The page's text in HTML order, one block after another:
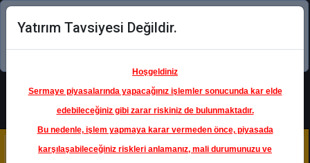
Şimdi uygulamayı indirin!
Yatırım Tavsiyesi Değildir.
Hoşgeldiniz
Sermaye piyasalarında yapacağınız işlemler sonucunda kar elde
edebileceğiniz gibi zarar riskiniz de bulunmaktadır.
Bu nedenle, işlem yapmaya karar vermeden önce, piyasada
karşılaşabileceğiniz riskleri anlamanız, mali durumunuzu ve